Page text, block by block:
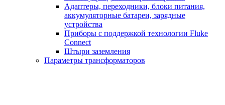
Адаптеры, переходники, блоки питания,
аккумуляторные батареи, зарядные
устройства
Приборы с поддержкой технологии Fluke
Connect
Штыри заземления
Параметры трансформаторов